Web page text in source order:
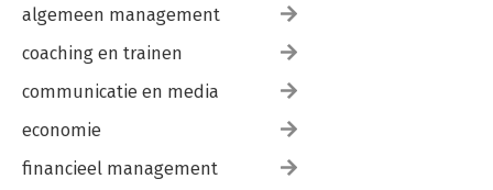
algemeen management
coaching en trainen
communicatie en media
economie
financieel management